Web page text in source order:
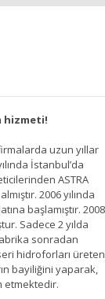
hizmeti!
uzun yıllar
İstanbul’da
ASTRA
2006 yılında
başlamıştır. 2008
Sadece 2 yılda
sonradan
hidroforları üreten
bayiliğini yaparak,
etmektedir.